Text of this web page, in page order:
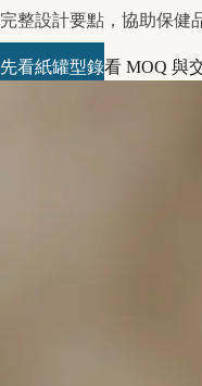
完整設計要點，協助保健
先看紙罐型錄看 MOQ 與